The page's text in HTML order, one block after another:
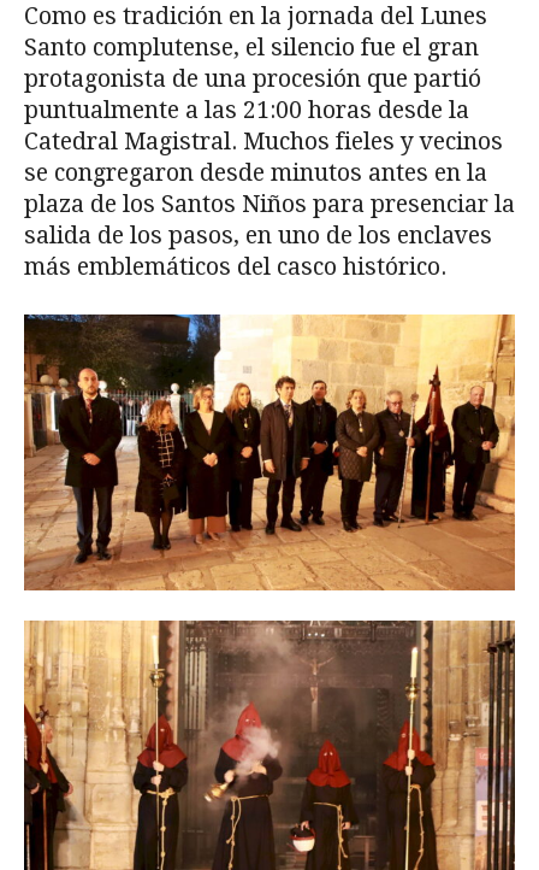
Como es tradición en la jornada del Lunes
Santo complutense, el silencio fue el gran
protagonista de una procesión que partió
puntualmente a las 21:00 horas desde la
Catedral Magistral. Muchos fieles y vecinos
se congregaron desde minutos antes en la
plaza de los Santos Niños para presenciar la
salida de los pasos, en uno de los enclaves
más emblemáticos del casco histórico.